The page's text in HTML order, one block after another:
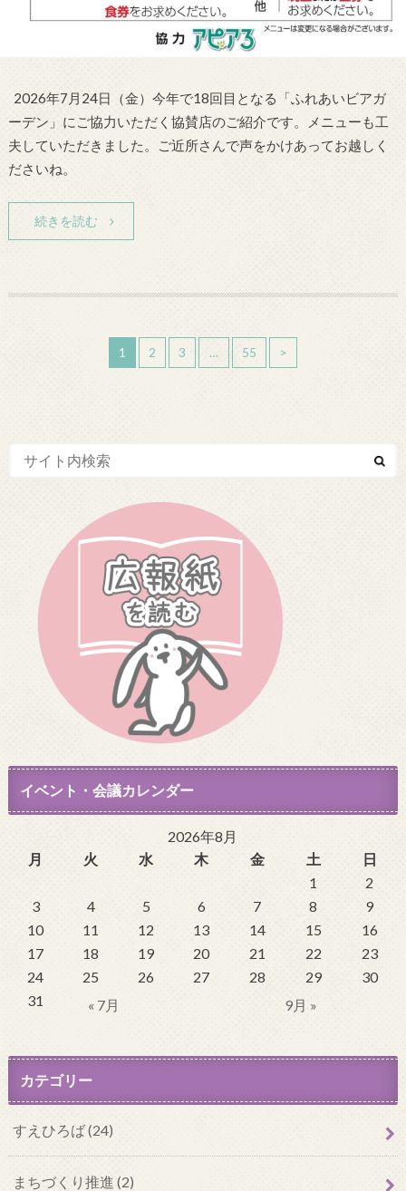
2026年7月24日（金）今年で18回目となる「ふれあいビアガ
ーデン」にご協力いただく協賛店のご紹介です。メニューも工
夫していただきました。ご近所さんで声をかけあってお越しく
ださいね。
続きを読む
1 2 3 … 55 >
イベント・会議カレンダー
2026年8月
月
火 水 木 金 土
日
1
2
3
4 5 6 7 8
9
10
11 12 13 14 15
16
17
18 19 20 21 22
23
24
25 26 27 28 29
30
31
« 7月 9月 »
カテゴリー
すえひろば (24)
まちづくり推進 (2)